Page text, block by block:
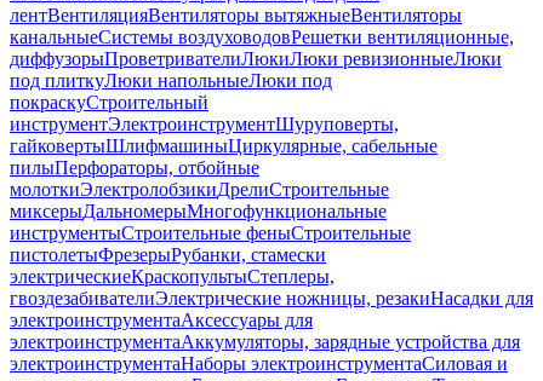
лентВентиляцияВентиляторы вытяжныеВентиляторы
канальныеСистемы воздуховодовРешетки вентиляционные,
диффузорыПроветривателиЛюкиЛюки ревизионныеЛюки
под плиткуЛюки напольныеЛюки под
покраскуСтроительный
инструментЭлектроинструментШуруповерты,
гайковертыШлифмашиныЦиркулярные, сабельные
пилыПерфораторы, отбойные
молоткиЭлектролобзикиДрелиСтроительные
миксерыДальномерыМногофункциональные
инструментыСтроительные феныСтроительные
пистолетыФрезерыРубанки, стамески
электрическиеКраскопультыСтеплеры,
гвоздезабивателиЭлектрические ножницы, резакиНасадки для
электроинструментаАксессуары для
электроинструментаАккумуляторы, зарядные устройства для
электроинструментаНаборы электроинструментаСиловая и